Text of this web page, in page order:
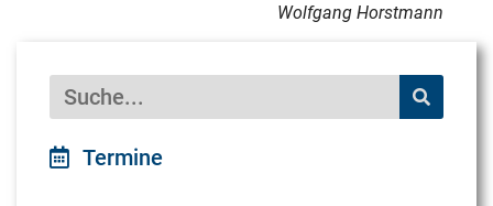
Wolfgang Horstmann
Termine